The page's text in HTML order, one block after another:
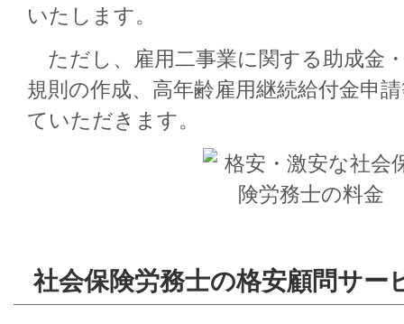
いたします。
ただし、雇用二事業に関する助成金
規則の作成、高年齢雇用継続給付金申
ていただきます。
社会保険労務士の格安顧問サー